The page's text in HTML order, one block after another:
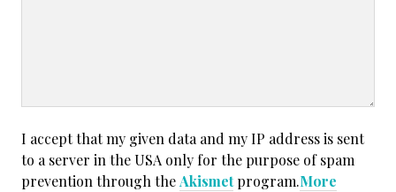
I accept that my given data and my IP address is sent
to a server in the USA only for the purpose of spam
prevention through theAkismetprogram.More